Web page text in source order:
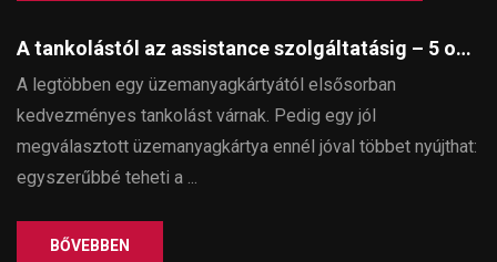
A tankolástól az assistance szolgáltatásig – 5 ok, amiért érdemes SmartKey SHELL üzemanyagkártyát használni
A legtöbben egy üzemanyagkártyától elsősorban
kedvezményes tankolást várnak. Pedig egy jól
megválasztott üzemanyagkártya ennél jóval többet nyújthat:
egyszerűbbé teheti a ...
BŐVEBBEN